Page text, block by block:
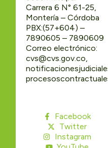
Carrera 6 N° 61-25,
Montería – Córdoba
PBX:(57+604) –
7890605 – 7890609
Correo electrónico:
cvs@cvs.gov.co,
Facebook
Twitter
Instagram